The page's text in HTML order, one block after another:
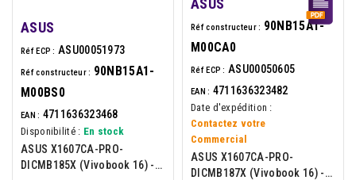
ASUS
Réf ECP : ASU00051973
Réf constructeur : 90NB15A1-
M00BS0
EAN : 4711636323468
Disponibilité : En stock
ASUS X1607CA-PRO-
DICMB185X (Vivobook 16) -
Réf constructeur : 90NB15A1-
M00CA0
Réf ECP : ASU00050605
EAN : 4711636323482
Date d'expédition :
Contactez votre
Commercial
ASUS X1607CA-PRO-
DICMB187X (Vivobook 16) -